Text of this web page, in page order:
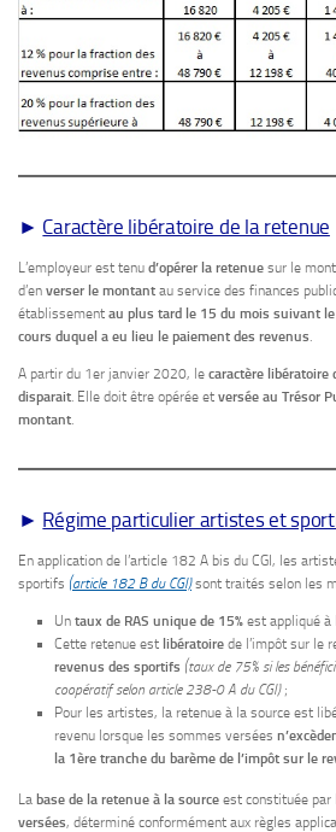
► Caractère libératoire de la retenue
L’employeur est tenu d’opérer la retenue sur le
d’en verser le montant au service des finances
établissement au plus tard le 15 du mois suivant
cours duquel a eu lieu le paiement des revenus
A partir du 1er janvier 2020, le caractère libératoire
disparait . Elle doit être opérée et versée au Trésor
montant
► Régime particulier artistes et
En application de l’article 182 A bis du CGI, les
sportifs (article 182 B du CGI)sont traités selon les
Un taux de RAS unique de 15% est appliqué à
Cette retenue est libératoire de l’impôt sur le
revenus des sportifs (taux de 75% si les
coopératif selon article 238-0 A du CGI) ;
Pour les artistes, la retenue à la source est
revenu lorsque les sommes versées
la 1ère tranche du barème de l’impôt sur le
La base de la retenue à la source est constituée par
versées, déterminé conformément aux règles